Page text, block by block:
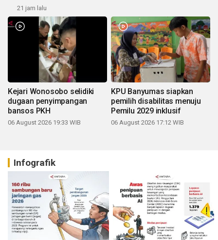
21 jam lalu
Kejari Wonosobo selidiki
dugaan penyimpangan
bansos PKH
06 August 2026 19:33 WIB
KPU Banyumas siapkan
pemilih disabilitas menuju
Pemilu 2029 inklusif
06 August 2026 17:12 WIB
Infografik